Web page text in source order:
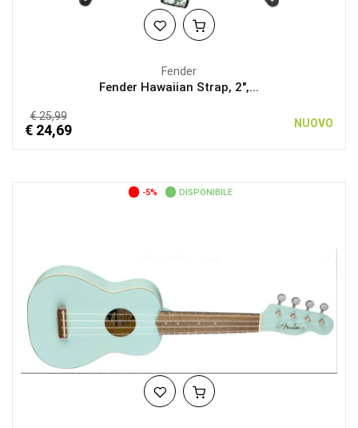
Fender
Fender Hawaiian Strap, 2",...
€ 25,99
€ 24,69 NUOVO
-5% DISPONIBILE